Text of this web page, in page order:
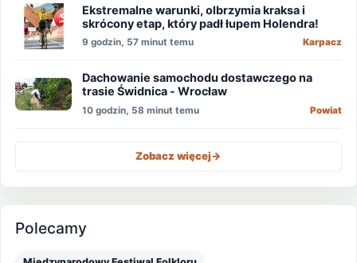
Ekstremalne warunki, olbrzymia kraksa i
skrócony etap, który padł łupem Holendra!
9 godzin, 57 minut temu Karpacz
Dachowanie samochodu dostawczego na
trasie Świdnica - Wrocław
10 godzin, 58 minut temu Powiat
Zobacz więcej->
Polecamy